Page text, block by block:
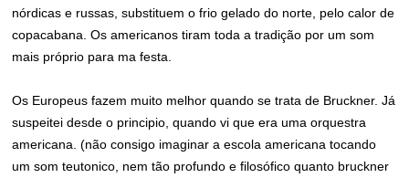
nórdicas e russas, substituem o frio gelado do norte, pelo calor de
copacabana. Os americanos tiram toda a tradição por um som
mais próprio para ma festa.
Os Europeus fazem muito melhor quando se trata de Bruckner. Já
suspeitei desde o principio, quando vi que era uma orquestra
americana. (não consigo imaginar a escola americana tocando
um som teutonico, nem tão profundo e filosófico quanto bruckner